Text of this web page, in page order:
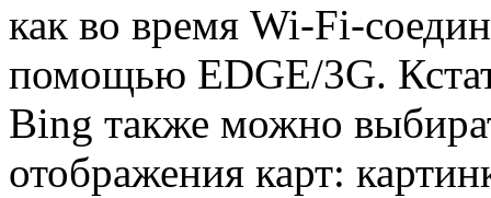
как во время Wi-Fi-
помощью EDGE/3G.
Bing также можно
отображения карт: